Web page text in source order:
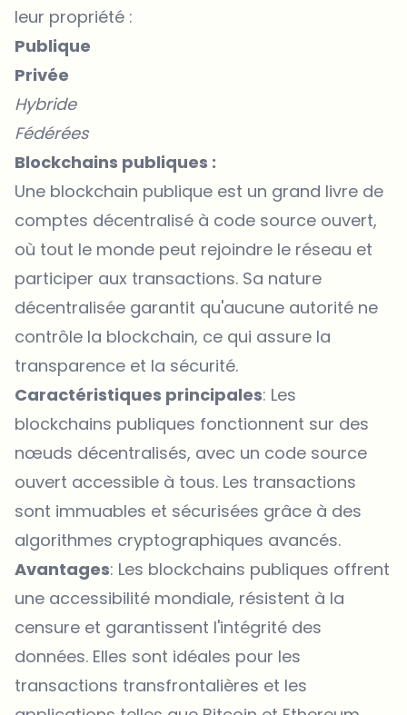
leur propriété :
Publique
Privée
Hybride
Fédérées
Blockchains publiques :
Une blockchain publique est un grand livre de
comptes décentralisé à code source ouvert,
où tout le monde peut rejoindre le réseau et
participer aux transactions. Sa nature
décentralisée garantit qu'aucune autorité ne
contrôle la blockchain, ce qui assure la
transparence et la sécurité.
Caractéristiques principales: Les
blockchains publiques fonctionnent sur des
nœuds décentralisés, avec un code source
ouvert accessible à tous. Les transactions
sont immuables et sécurisées grâce à des
algorithmes cryptographiques avancés.
Avantages: Les blockchains publiques offrent
une accessibilité mondiale, résistent à la
censure et garantissent l'intégrité des
données. Elles sont idéales pour les
transactions transfrontalières et les